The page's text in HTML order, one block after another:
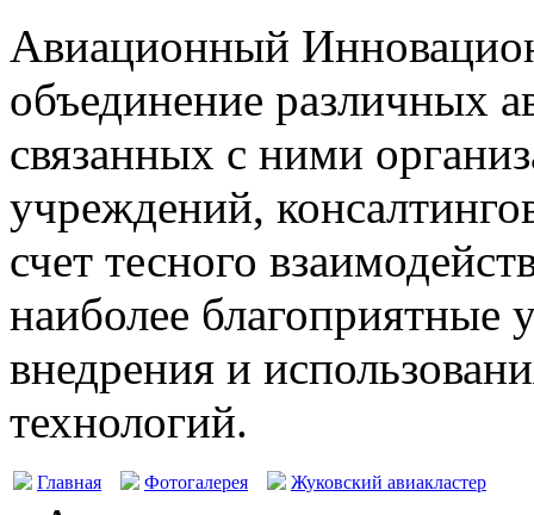
Авиационный
объединение различных
связанных с ними
учреждений,
счет тесного
наиболее благоприятные
внедрения и
технологий.
Главная Фотогалерея Жуковский авиакластер